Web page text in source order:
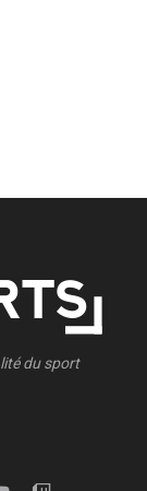
du sport